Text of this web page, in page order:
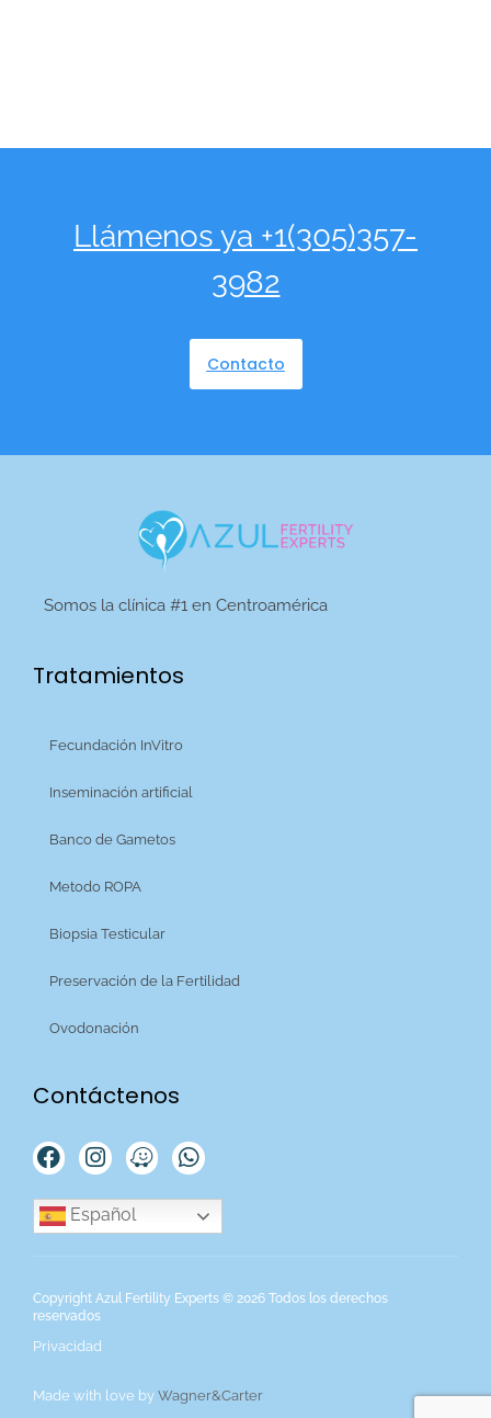
Llámenos ya +1(305)357-
3982
Contacto
Somos la clínica #1 en Centroamérica
Tratamientos
Fecundación InVitro
Inseminación artificial
Banco de Gametos
Metodo ROPA
Biopsia Testicular
Preservación de la Fertilidad
Ovodonación
Contáctenos
Español
Copyright Azul Fertility Experts © 2026 Todos los derechos
reservados
Privacidad
Made with love by Wagner&Carter